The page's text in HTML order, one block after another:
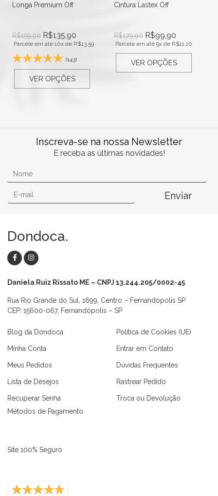
Longa Premium Off
R$159,90 R$135,90
Parcele em até 10x de R$13,59
(143)
VER OPÇÕES
Cintura Lastex Off
R$129,90 R$99,90
Parcele em até 9x de R$11,10
VER OPÇÕES
Inscreva-se na nossa Newsletter
E receba as últimas novidades!
Enviar
Dondoca.
Daniela Ruiz Rissato ME – CNPJ 13.244.205/0002-45
Rua Rio Grande do Sul, 1699, Centro – Fernandópolis SP
CEP: 15600-067, Fernandópolis – SP
Blog da Dondoca
Minha Conta
Meus Pedidos
Lista de Desejos
Recuperar Senha
Política de Cookies (UE)
Entrar em Contato
Dúvidas Frequentes
Rastrear Pedido
Troca ou Devolução
Métodos de Pagamento
Site 100% Seguro